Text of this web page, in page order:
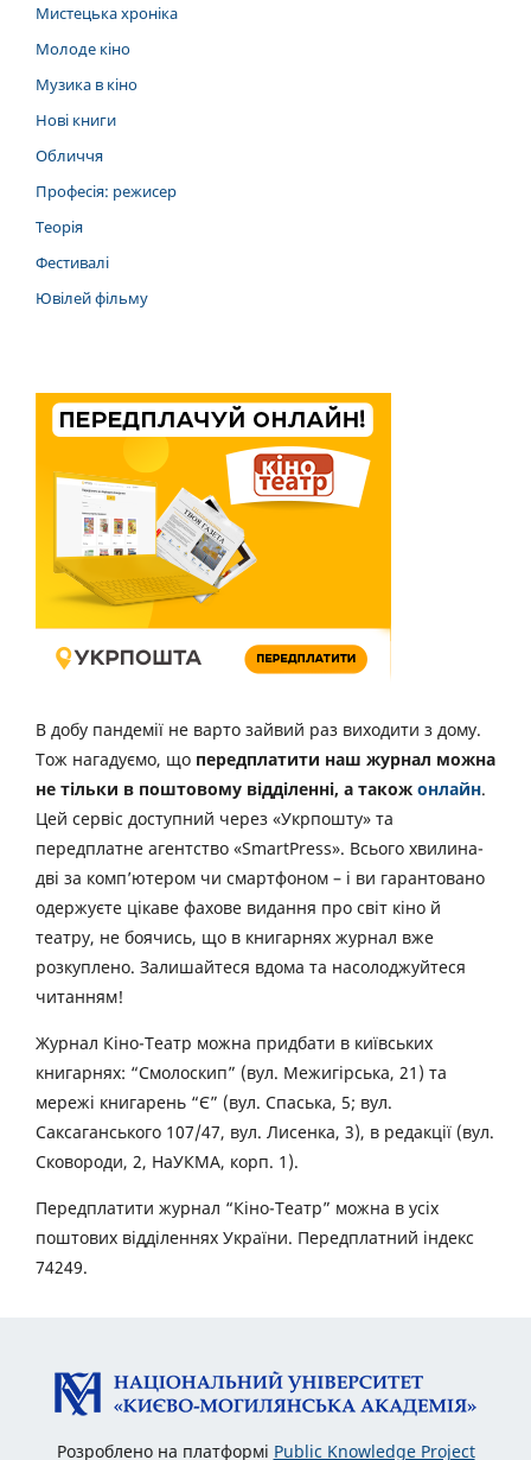
Мистецька хроніка
Молоде кіно
Музика в кіно
Нові книги
Обличчя
Професія: режисер
Теорія
Фестивалі
Ювілей фільму
В добу пандемії не варто зайвий раз виходити з дому.
Тож нагадуємо, що передплатити наш журнал можна
не тільки в поштовому відділенні, а також онлайн.
Цей сервіс доступний через «Укрпошту» та
передплатне агентство «SmartPress». Всього хвилина-
дві за комп’ютером чи смартфоном – і ви гарантовано
одержуєте цікаве фахове видання про світ кіно й
театру, не боячись, що в книгарнях журнал вже
розкуплено. Залишайтеся вдома та насолоджуйтеся
читанням!
Журнал Кіно-Театр можна придбати в київських
книгарнях: “Смолоскип” (вул. Межигірська, 21) та
мережі книгарень “Є” (вул. Спаська, 5; вул.
Саксаганського 107/47, вул. Лисенка, 3), в редакції (вул.
Сковороди, 2, НаУКМА, корп. 1).
Передплатити журнал “Кіно-Театр” можна в усіх
поштових відділеннях України. Передплатний індекс
74249.
Розроблено на платформі Public Knowledge Project